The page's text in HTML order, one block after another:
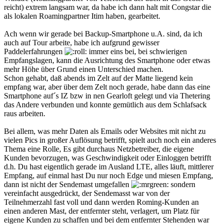
reicht) extrem langsam war, da habe ich dann halt mit Congstar die
als lokalen Roamingpartner Itim haben, gearbeitet.
Ach wenn wir gerade bei Backup-Smartphone u.A. sind, da ich
auch auf Tour arbeite, habe ich aufgrund gewisser
Paddelerfahrungen
immer eins bei, bei schwierigen
Empfangslagen, kann die Ausrichtung des Smartphone oder etwas
mehr Höhe über Grund einen Unterschied machen.
Schon gehabt, daß abends im Zelt auf der Matte liegend kein
empfang war, aber über dem Zelt noch gerade, habe dann das eine
Smartphone auf´s IZ bzw in nen Gearloft gelegt und via Thetering
das Andere verbunden und konnte gemütlich aus dem Schlafsack
raus arbeiten.
Bei allem, was mehr Daten als Emails oder Websites mit nicht zu
vielen Pics in großer Auflösung betrifft, spielt auch noch ein anderes
Thema eine Rolle, Es gibt durchaus Netzbetreiber, die eigene
Kunden bevorzugen, was Geschwindigkeit oder Einloggen betrifft
d.h. Du hast eigentlich gerade im Ausland LTE, alles läuft, mittlerer
Empfang, auf einmal hast Du nur noch Edge und miesen Empfang,
dann ist nicht der Sendemast umgefallen
sondern
vereinfacht ausgedrückt, der Sendemasst war von der
Teilnehmerzahl fast voll und dann werden Roming-Kunden an
einen anderen Mast, der entfernter steht, verlagert, um Platz für
eigene Kunden zu schaffen und bei dem entfernter Stehenden war